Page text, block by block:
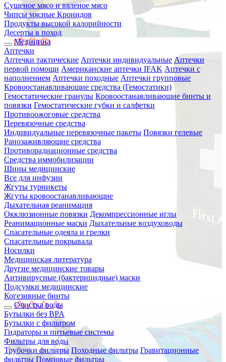
Сушеное мясо и вяленое мясо
Чипсы мясные Кронидов
Продукты высокой калорийности
Десерты в поход
Медицина
Аптечки
Аптечки тактические Аптечки индивидуальные Аптечки
первой помощи Американские аптечки IFAK Аптечки с
наполнением Аптечки походные Аптечки групповые
Кровоостанавливающие средства (Гемостатики)
Гемостатические гранулы Кровоостанавливающие бинты и
повязки Гемостатические губки и салфетки
Противоожоговые средства
Перевязочные средства
Индивидуальные перевязочные пакеты Повязки гелевые
Ранозаживляющие средства
Противорадиационные средства
Средства иммобилизации
Шины медицинские
Все для инфузии
Жгуты турникеты
Жгуты кровоостанавливающие
Дыхательная реанимация
Окклюзионные повязки Декомпрессионные иглы
Реанимационные маски Дыхательные воздуховоды
Спасательные одеяла и грелки
Спасательные покрывала
Носилки
Медицинская литература
Другие медицинские товары
Антивирусные (бактерицидные) маски
Подсумки медицинские
Когезивные бинты
Очистка воды
Бутылки без BPA
Бутылки с фильтром
Гидраторы и питьевые системы
Фильтры для воды
Трубочки фильтры Походные фильтры Гравитационные
фильтры Помповые фильтры